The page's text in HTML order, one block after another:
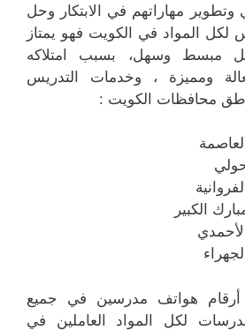
وتطوير مهاراتهم في الابتكار وحل
المواد في الكويت فهو يمتاز
مبسط وسهل، بسبب امتلاكه
ومميزة ، وخدمات التدريس
محافظات الكويت :
الكبير
أرقام هواتف مدرسين في جميع
لكل المواد العاملين في